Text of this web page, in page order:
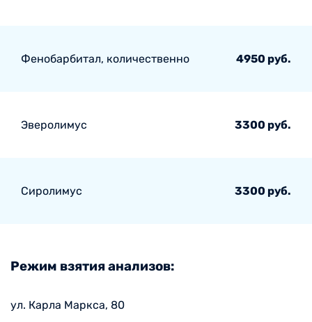
Фенобарбитал, количественно 4950 руб.
Эверолимус 3300 руб.
Сиролимус 3300 руб.
Режим взятия анализов:
ул. Карла Маркса, 80